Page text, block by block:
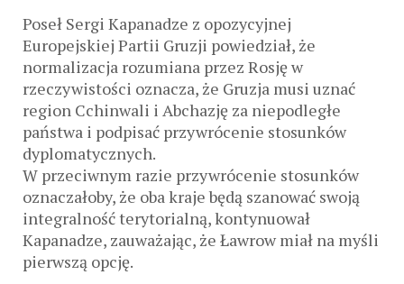
Poseł Sergi Kapanadze z opozycyjnej
Europejskiej Partii Gruzji powiedział, że
normalizacja rozumiana przez Rosję w
rzeczywistości oznacza, że Gruzja musi uznać
region Cchinwali i Abchazję za niepodległe
państwa i podpisać przywrócenie stosunków
dyplomatycznych.
W przeciwnym razie przywrócenie stosunków
oznaczałoby, że oba kraje będą szanować swoją
integralność terytorialną, kontynuował
Kapanadze, zauważając, że Ławrow miał na myśli
pierwszą opcję.